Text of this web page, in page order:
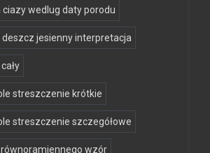
ciazy wedlug daty porodu
jesienny interpretacja
streszczenie krótkie
streszczenie szczegółowe
wzór